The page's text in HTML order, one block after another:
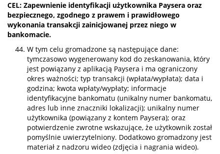
CEL: Zapewnienie identyfikacji użytkownika Paysera oraz
bezpiecznego, zgodnego z prawem i prawidłowego
wykonania transakcji zainicjowanej przez niego w
bankomacie.
W tym celu gromadzone są następujące dane:
tymczasowo wygenerowany kod do zeskanowania, który
jest powiązany z aplikacją Paysera i ma ograniczony
okres ważności; typ transakcji (wpłata/wypłata); data i
godzina; kwota wpłaty/wypłaty; informacje
identyfikacyjne bankomatu (unikalny numer bankomatu,
adres lub inne znaczniki lokalizacji); unikalny numer
użytkownika (powiązany z kontem Paysera); oraz
potwierdzenie zwrotne wskazujące, że użytkownik został
pomyślnie uwierzytelniony. Dodatkowo gromadzony jest
materiał z nadzoru wideo (zdjęcia i nagrania wideo).